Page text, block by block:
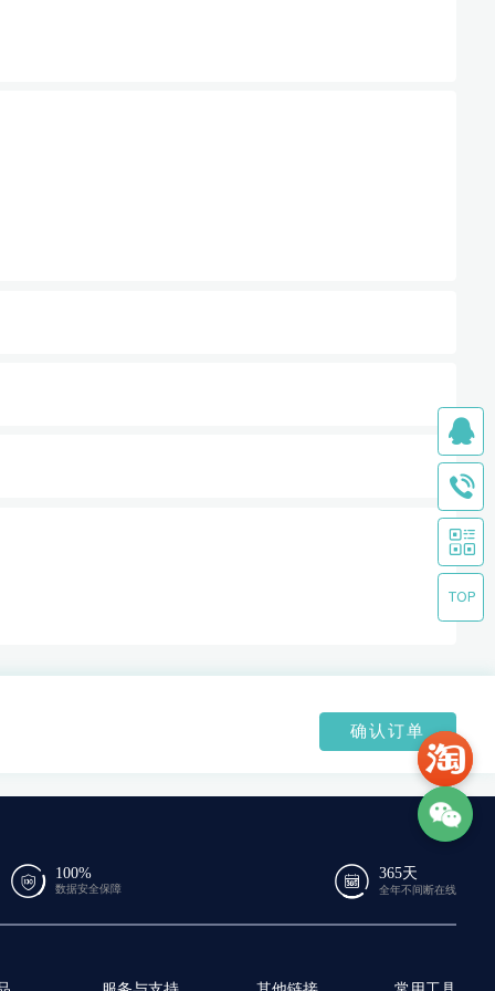
确认订单
100%
数据安全保障
365天
全年不间断在线